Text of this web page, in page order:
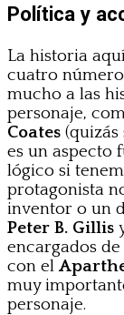
Política y
La historia
cuatro
mucho a las
personaje,
Coates
es un aspecto
lógico si
protagonista
inventor o un
Peter B. Gillis
encargados
con el
muy
personaje.